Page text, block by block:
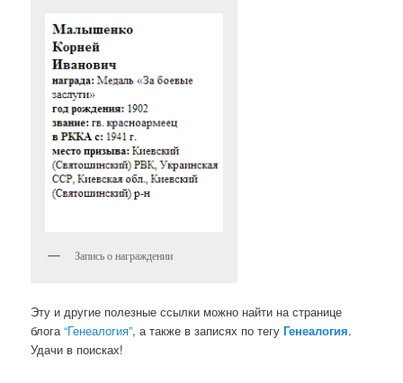
Запись о награждении
Эту и другие полезные ссылки можно найти на странице
блога“Генеалогия”, а также в записях по тегуГенеалогия.
Удачи в поисках!